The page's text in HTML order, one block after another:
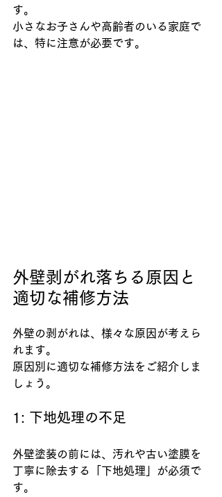
す。
小さなお子さんや高齢者のいる家庭で
は、特に注意が必要です。
外壁剥がれ落ちる原因と
適切な補修方法
外壁の剥がれは、様々な原因が考えら
れます。
原因別に適切な補修方法をご紹介しま
しょう。
1: 下地処理の不足
外壁塗装の前には、汚れや古い塗膜を
丁寧に除去する「下地処理」が必須で
す。